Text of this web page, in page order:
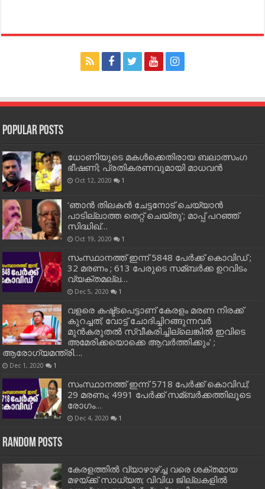
Popular Posts
ധോണിയുടെ മകള്‍ക്കെതിരായ ബലാത്സംഗ
ഭീഷണി; പ്രതികരണവുമായി മാധവന്‍
Oct 12, 2020 1
‘ഞാന്‍ തിലകന്‍ ചേട്ടനോട് ചെയ്യാന്‍
പാടില്ലാത്ത തെറ്റ് ചെയ്തു’; മാപ്പ് പറഞ്ഞ്
സിദ്ധിഖ്…
Oct 19, 2020 1
സംസ്ഥാനത്ത് ഇന്ന് 5848 പേര്‍ക്ക് കൊവി‌ഡ് ;
32 മരണം ; 613 പേരുടെ സമ്ബര്‍ക്ക ഉറവിടം
വ്യക്തമല്ല…
Dec 5, 2020 1
വളരെ കഷ്ട്ടപെട്ടാണ് കേരളം മരണ നിരക്ക്
കുറച്ചത്; വോട്ട് ചോദിച്ചിറങ്ങുന്നവർ
മുൻകരുതൽ സ്വീകരിച്ചില്ലെങ്കിൽ ഇവിടെ
അമേരിക്കയൊക്കെ ആവർത്തിക്കും’ ;
ആരോഗ്യമന്ത്രി….
Dec 1, 2020 1
സംസ്ഥാനത്ത് ഇന്ന് 5718 പേര്‍ക്ക് കൊവിഡ്;
29 മരണം; 4991 പേര്‍ക്ക് സമ്ബര്‍ക്കത്തിലൂടെ
രോഗം…
Dec 4, 2020 1
Random Posts
കേരളത്തിൽ വ്യാഴാഴ്‌ച്ച വരെ ശക്തമായ
മഴയ്ക്ക് സാധ്യത; വിവിധ ജില്ലകളിൽ